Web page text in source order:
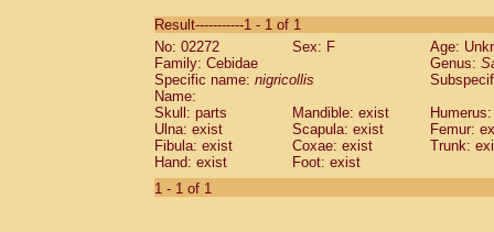
CebidaeSaguinus labiatus(0)
Cebidae Saguinus leucopus (0)
Cebidae
CebidaeSaguinus mystax
Cebidae Saguinus nigricollis (1)
Cebidae Saguinus oedipus
Cebidae Saguinus weddelli
Cebidae Saguinusspp.
Cebidae
Result-----------1 - 1 of 1
No: 02272
Sex: F
Age:
Family: Cebidae
Genus:
Specific name: nigricollis
Name:
Skull: parts
Mandible: exist
Ulna: exist
Scapula: exist
Femur:
Fibula: exist
Coxae: exist
Trunk:
Hand: exist
Foot: exist
1 - 1 of 1